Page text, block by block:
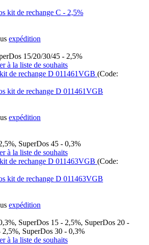
expédition
15/20/30/45 - 2,5%
à la liste de souhaits
de rechange D 011461VGB (Code:
expédition
SuperDos 45 - 0,3%
à la liste de souhaits
de rechange D 011463VGB (Code:
expédition
SuperDos 15 - 2,5%, SuperDos 20 -
SuperDos 30 - 0,3%
à la liste de souhaits